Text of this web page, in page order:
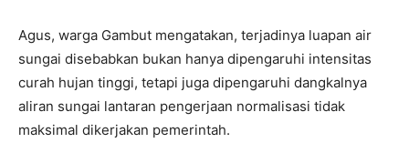
Agus, warga Gambut mengatakan, terjadinya luapan air
sungai disebabkan bukan hanya dipengaruhi intensitas
curah hujan tinggi, tetapi juga dipengaruhi dangkalnya
aliran sungai lantaran pengerjaan normalisasi tidak
maksimal dikerjakan pemerintah.